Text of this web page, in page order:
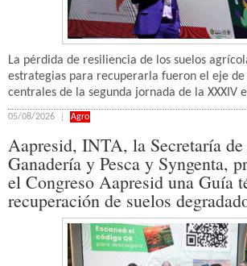
La pérdida de resiliencia de los suelos
estrategias para recuperarla fueron el eje de
centrales de la segunda jornada de la XXXIV
05/08/2026 Agro
Aapresid, INTA, la Secretaría
Ganadería y Pesca y Syngenta,
el Congreso Aapresid una Guía
recuperación de suelos